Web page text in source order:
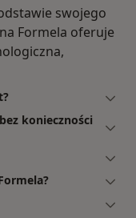
swojego
Formela oferuje
konieczności